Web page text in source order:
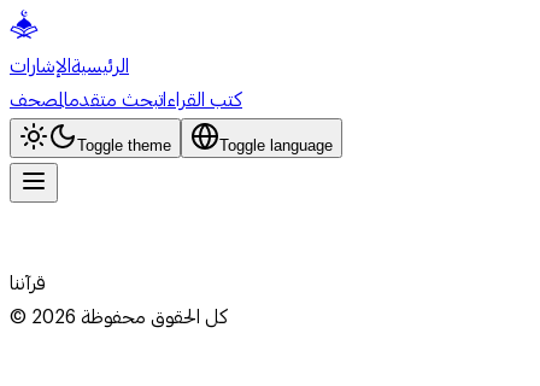
الرئيسيةالإشارات
كتب القراءاتبحث متقدمالمصحف
Toggle theme Toggle language
قرآننا
© 2026كل الحقوق محفوظة